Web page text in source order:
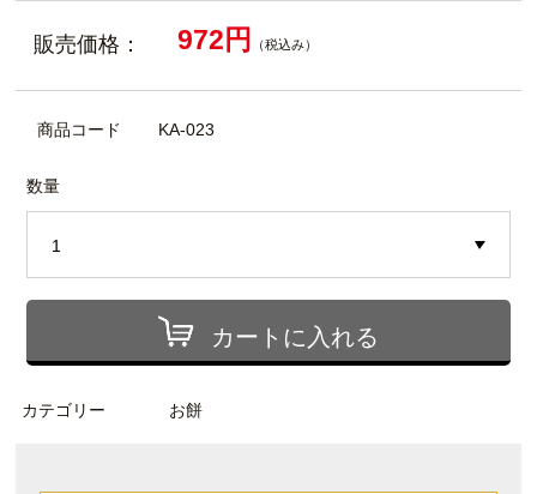
販売価格： 972円 （税込み）
商品コード KA-023
数量
カートに入れる
カテゴリー お餅